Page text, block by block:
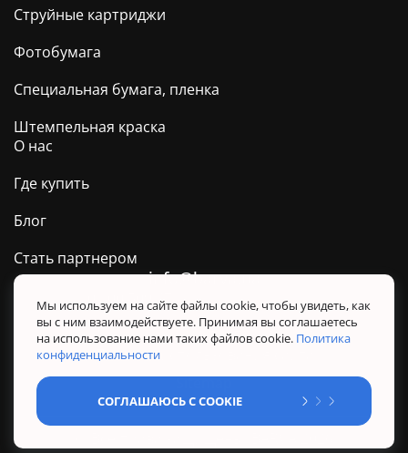
Струйные картриджи
Фотобумага
Специальная бумага, пленка
Штемпельная краска
О нас
Где купить
Блог
Стать партнером
0 800 509 278
Техподдержка ТМ BARVA
Политика конфиденциальности
Правила использования сайта
Sitemap
info@barva.ua
Мы используем на сайте файлы cookie, чтобы увидеть, как
вы с ним взаимодействуете. Принимая вы соглашаетесь
на использование нами таких файлов cookie. Политика
конфиденциальности
СОГЛАШАЮСЬ С COOKIE